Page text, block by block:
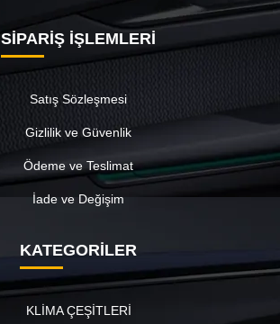
SİPARİŞ İŞLEMLERİ
Satış Sözleşmesi
Gizlilik ve Güvenlik
Ödeme ve Teslimat
İade ve Değişim
KATEGORİLER
KLİMA ÇEŞİTLERİ